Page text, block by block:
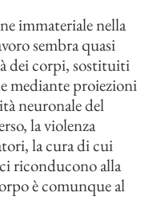
immateriale nella
sembra quasi
dei corpi, sostituiti
mediante proiezioni
neuronale del
la violenza
la cura di cui
riconducono alla
è comunque al